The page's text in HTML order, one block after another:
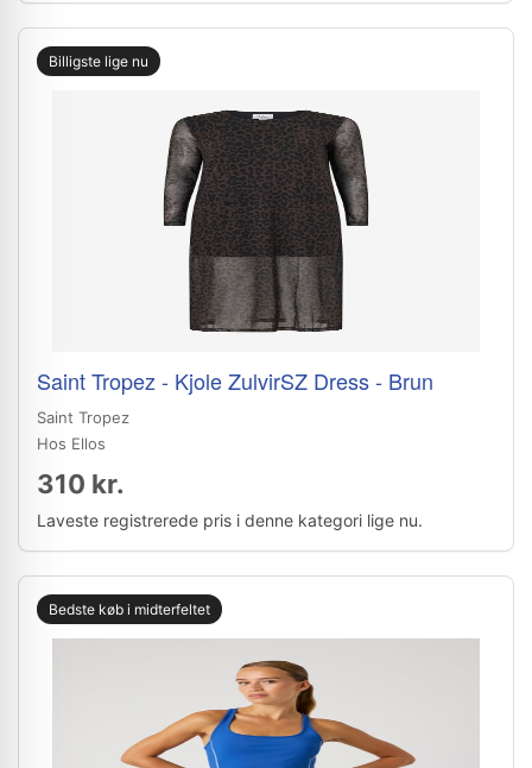
Billigste lige nu
Saint Tropez - Kjole ZulvirSZ Dress - Brun
Saint Tropez
Hos Ellos
310 kr.
Laveste registrerede pris i denne kategori lige nu.
Bedste køb i midterfeltet